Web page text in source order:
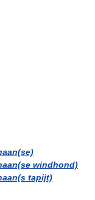
windhond)
tapijt)